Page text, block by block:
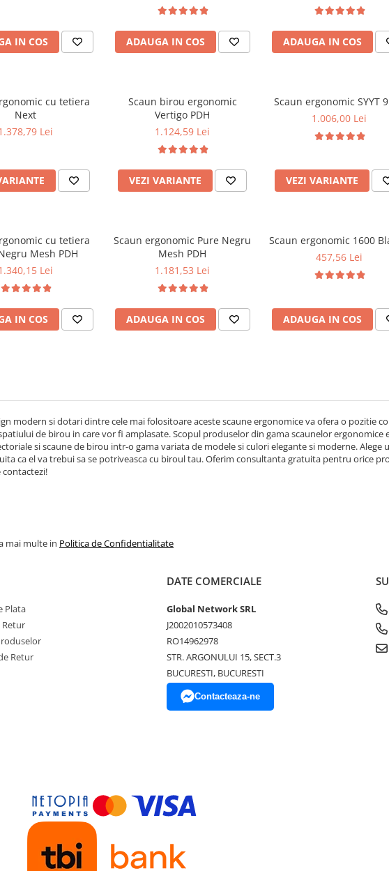
IN COS ADAUGA IN COS
Caramiziu
ADAUGA IN COS
cu tetiera
Next
Lei
Scaun birou ergonomic
Vertigo PDH
1.124,59 Lei
VEZI VARIANTE
Scaun ergonomic SYYT
1.006,00 Lei
VEZI VARIANTE
cu tetiera
Mesh PDH
Lei
IN COS
Scaun ergonomic Pure Negru
Mesh PDH
1.181,53 Lei
ADAUGA IN COS
Scaun ergonomic 1600
457,56 Lei
ADAUGA IN COS
modern si dotari dintre cele mai folositoare aceste scaune ergonomice va ofera o pozitie
de birou in care vor fi amplasate. Scopul produselor din gama scaunelor ergonomice
si scaune de birou intr-o gama variata de modele si culori elegante si moderne. Alege
ca el va trebui sa se potriveasca cu biroul tau. Oferim consultanta gratuita pentru orice
contactezi!
mai multe in Politica de Confidentialitate
Plata
Retur
Retur
DATE COMERCIALE
Global Network SRL
J2002010573408
RO14962978
STR. ARGONULUI 15, SECT.3
BUCURESTI, BUCURESTI
Contacteaza-ne